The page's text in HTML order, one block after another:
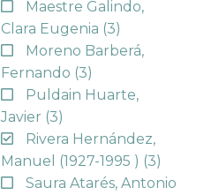
Maestre Galindo,
Clara Eugenia (3)
Moreno Barberá,
Fernando (3)
Puldain Huarte,
Javier (3)
Rivera Hernández,
Manuel (1927-1995 ) (3)
Saura Atarés, Antonio